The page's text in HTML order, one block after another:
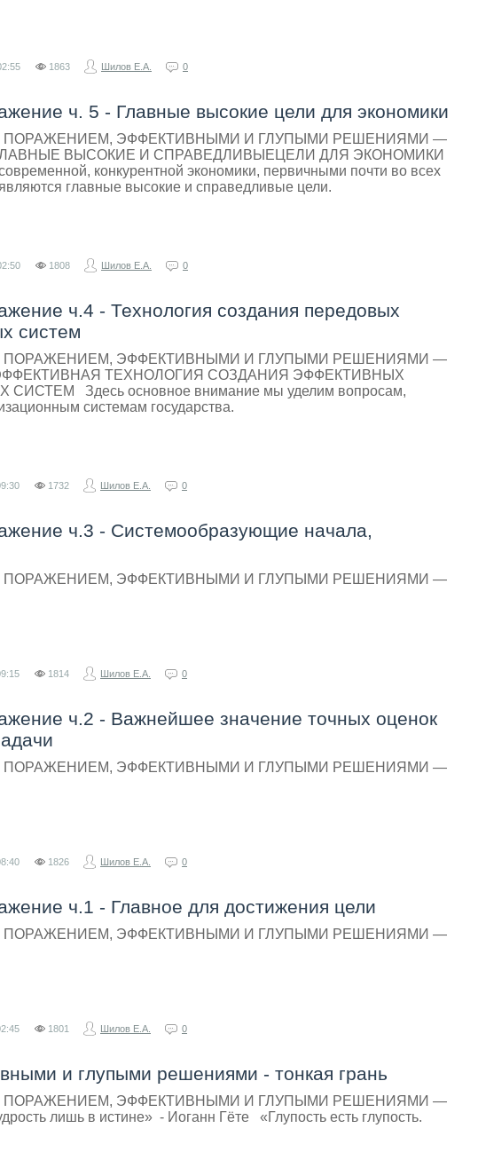
1863 Шилов Е.А. 0
ч. 5 - Главные высокие цели для экономики
ПОРАЖЕНИЕМ, ЭФФЕКТИВНЫМИ И ГЛУПЫМИ РЕШЕНИЯМИ —
ВЫСОКИЕ И СПРАВЕДЛИВЫЕЦЕЛИ ДЛЯ ЭКОНОМИКИ
конкурентной экономики, первичными почти во всех
главные высокие и справедливые цели.
1808 Шилов Е.А. 0
ч.4 - Технология создания передовых
систем
ПОРАЖЕНИЕМ, ЭФФЕКТИВНЫМИ И ГЛУПЫМИ РЕШЕНИЯМИ —
ТЕХНОЛОГИЯ СОЗДАНИЯ ЭФФЕКТИВНЫХ
Здесь основное внимание мы уделим вопросам,
системам государства.
1732 Шилов Е.А. 0
ч.3 - Системообразующие начала,
ПОРАЖЕНИЕМ, ЭФФЕКТИВНЫМИ И ГЛУПЫМИ РЕШЕНИЯМИ —
1814 Шилов Е.А. 0
ч.2 - Важнейшее значение точных оценок
ПОРАЖЕНИЕМ, ЭФФЕКТИВНЫМИ И ГЛУПЫМИ РЕШЕНИЯМИ —
1826 Шилов Е.А. 0
ч.1 - Главное для достижения цели
ПОРАЖЕНИЕМ, ЭФФЕКТИВНЫМИ И ГЛУПЫМИ РЕШЕНИЯМИ —
1801 Шилов Е.А. 0
и глупыми решениями - тонкая грань
ПОРАЖЕНИЕМ, ЭФФЕКТИВНЫМИ И ГЛУПЫМИ РЕШЕНИЯМИ —
лишь в истине» - Иоганн Гёте «Глупость есть глупость.